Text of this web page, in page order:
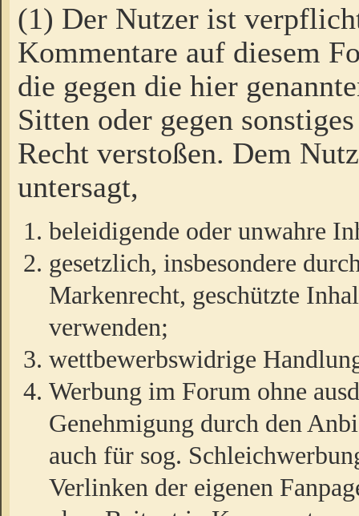
(1) Der Nutzer ist
Kommentare auf diesem
die gegen die hier
Sitten oder gegen
Recht verstoßen. Dem
untersagt,
beleidigende oder unwahre
gesetzlich, insbesondere
Markenrecht, geschützte
verwenden;
wettbewerbswidrige
Werbung im Forum ohne
Genehmigung durch den
auch für sog.
Verlinken der eigenen